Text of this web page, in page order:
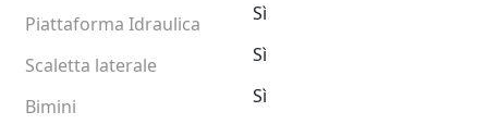
Piattaforma Idraulica
Scaletta laterale
Bimini
Sì
Sì
Sì